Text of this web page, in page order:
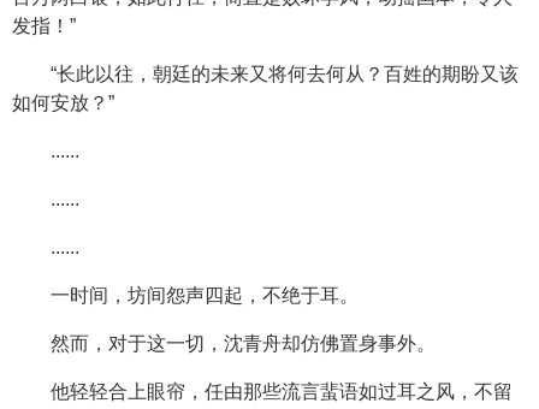
发指！”
“长此以往，朝廷的未来又将何去何从？百姓的期盼又该
如何安放？”
......
......
......
一时间，坊间怨声四起，不绝于耳。
然而，对于这一切，沈青舟却仿佛置身事外。
他轻轻合上眼帘，任由那些流言蜚语如过耳之风，不留